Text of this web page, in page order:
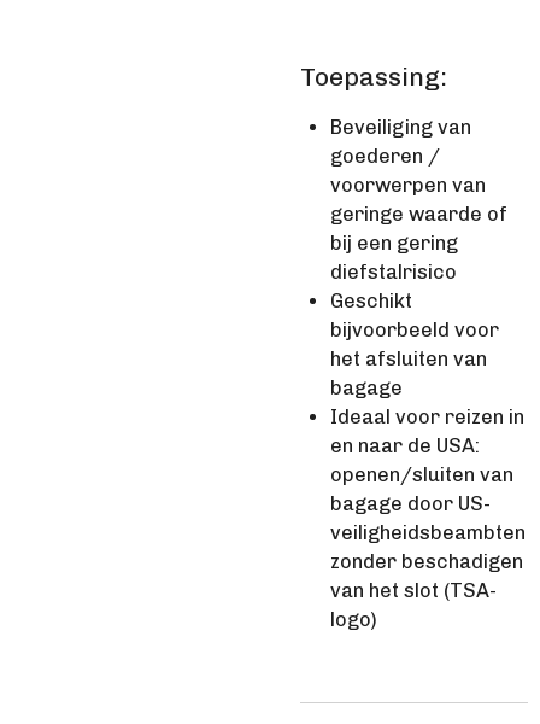
Toepassing:
Beveiliging van
goederen /
voorwerpen van
geringe waarde of
bij een gering
diefstalrisico
Geschikt
bijvoorbeeld voor
het afsluiten van
bagage
Ideaal voor reizen in
en naar de USA:
openen/sluiten van
bagage door US-
veiligheidsbeambten
zonder beschadigen
van het slot (TSA-
logo)